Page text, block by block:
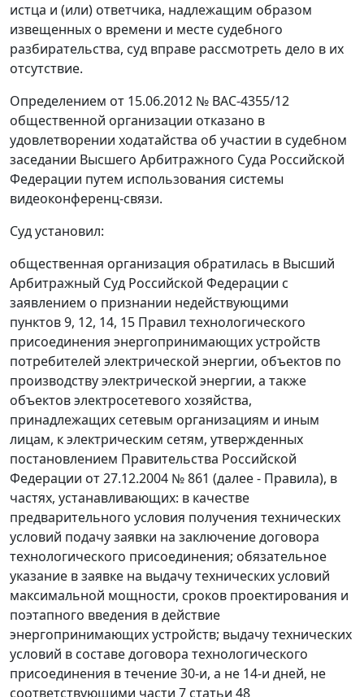
истца и (или) ответчика, надлежащим образом
извещенных о времени и месте судебного
разбирательства, суд вправе рассмотреть дело в их
отсутствие.
Определением от 15.06.2012 № ВАС-4355/12
общественной организации отказано в
удовлетворении ходатайства об участии в судебном
заседании Высшего Арбитражного Суда Российской
Федерации путем использования системы
видеоконференц-связи.
Суд установил:
общественная организация обратилась в Высший
Арбитражный Суд Российской Федерации с
заявлением о признании недействующими
пунктов 9, 12, 14, 15 Правил технологического
присоединения энергопринимающих устройств
потребителей электрической энергии, объектов по
производству электрической энергии, а также
объектов электросетевого хозяйства,
принадлежащих сетевым организациям и иным
лицам, к электрическим сетям, утвержденных
постановлением Правительства Российской
Федерации от 27.12.2004 № 861 (далее - Правила), в
частях, устанавливающих: в качестве
предварительного условия получения технических
условий подачу заявки на заключение договора
технологического присоединения; обязательное
указание в заявке на выдачу технических условий
максимальной мощности, сроков проектирования и
поэтапного введения в действие
энергопринимающих устройств; выдачу технических
условий в составе договора технологического
присоединения в течение 30-и, а не 14-и дней, не
соответствующими части 7 статьи 48